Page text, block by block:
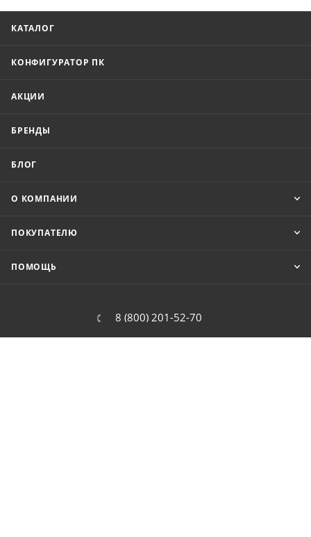
КАТАЛОГ
КОНФИГУРАТОР ПК
АКЦИИ
БРЕНДЫ
БЛОГ
О КОМПАНИИ
ПОКУПАТЕЛЮ
ПОМОЩЬ
8 (800) 201-52-70